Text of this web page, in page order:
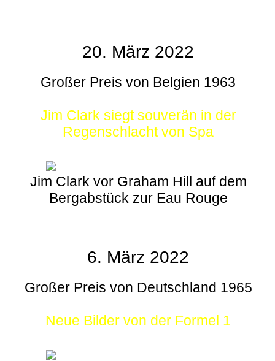
20. März 2022
Großer Preis von Belgien 1963
Jim Clark siegt souverän in der
Regenschlacht von Spa
Jim Clark vor Graham Hill auf dem
Bergabstück zur Eau Rouge
6. März 2022
Großer Preis von Deutschland 1965
Neue Bilder von der Formel 1